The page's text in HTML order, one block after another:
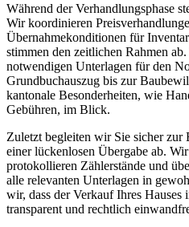
Während der Verhandlungsphase
Wir koordinieren
Übernahmekonditionen für
stimmen den zeitlichen Rahmen
notwendigen Unterlagen für den
Grundbuchauszug bis zur
kantonale Besonderheiten, wie
Gebühren, im Blick.
Zuletzt begleiten wir Sie sicher zur
einer lückenlosen Übergabe ab.
protokollieren Zählerstände und
alle relevanten Unterlagen in
wir, dass der Verkauf Ihres Hauses
transparent und rechtlich